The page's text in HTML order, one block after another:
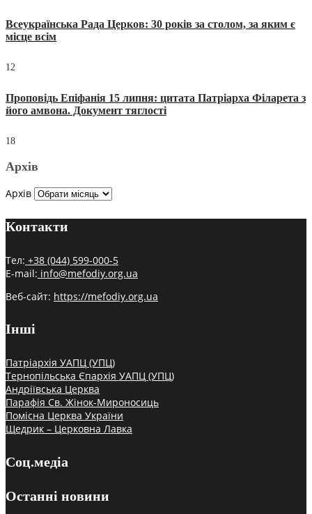
Всеукраїнська Рада Церков: 30 років за столом, за яким є
місце всім
12
Проповідь Епіфанія 15 липня: цитата Патріарха Філарета з
його амвона. Документ тяглості
18
Архів
Архів
Контакти
Тел: +38 (044) 599-000-5
E-mail: info@mefodiy.org.ua
Веб-сайт: https://mefodiy.org.ua
Інші
Патріархія УАПЦ (УПЦ)
Тернопільська Єпархія УАПЦ (УПЦ)
Андріївська Церква
Парафія Св. Жінок-Мироносиць
Помісна Церква України
Щедрик – Церковна Лавка
Соц.медіа
Останні новини